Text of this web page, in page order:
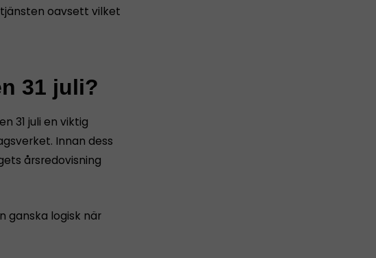
oavsett vilket
31 juli?
31 juli en viktig
Innan dess
årsredovisning
ganska logisk när